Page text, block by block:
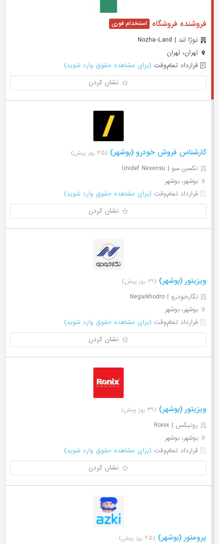
فروشنده فروشگاه
نوژا لند | Nozha-Land
تهران، تهران
قرارداد تمام‌وقت (برای مشاهده حقوق وارد شوید)
نشان کردن
کارشناس فروش خودرو (بوشهر) (۳۵ روز پیش)
نکسن سو | Unidef Nexensu
بوشهر، بوشهر
قرارداد تمام‌وقت (برای مشاهده حقوق وارد شوید)
نشان کردن
ویزیتور (بوشهر) (۲۹ روز پیش)
نگارخودرو | Negarkhodro
بوشهر، بوشهر
قرارداد تمام‌وقت (برای مشاهده حقوق وارد شوید)
نشان کردن
ویزیتور (بوشهر) (۳۹ روز پیش)
رونیکس | Ronix
بوشهر، بوشهر
قرارداد تمام‌وقت (برای مشاهده حقوق وارد شوید)
نشان کردن
پرومتور (بوشهر) (۴۵ روز پیش)